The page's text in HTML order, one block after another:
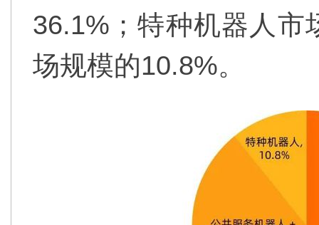
36.1%；特种机器人市
场规模的10.8%。